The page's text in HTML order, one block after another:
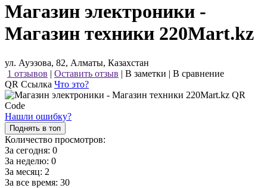
Магазин электроники -
Магазин техники 220Mart.kz
ул. Ауэзова, 82, Алматы, Казахстан
1 отзывов | Оставить отзыв | В заметки | В сравнение
QR Ссылка Что это?
Нашли ошибку?
Поднять в топ
Количество просмотров:
За сегодня: 0
За неделю: 0
За месяц: 2
За все время: 30